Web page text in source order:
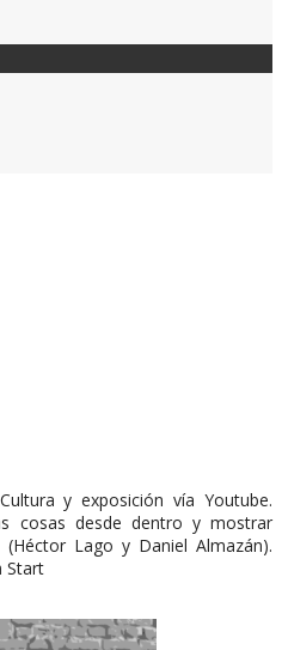
y exposición vía Youtube.
cosas desde dentro y mostrar
Lago y Daniel Almazán).
Start